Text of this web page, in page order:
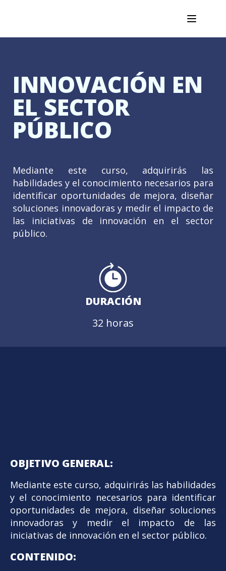
INNOVACIÓN EN
EL SECTOR
PÚBLICO
Mediante este curso, adquirirás las
habilidades y el conocimiento necesarios para
identificar oportunidades de mejora, diseñar
soluciones innovadoras y medir el impacto de
las iniciativas de innovación en el sector
público.
DURACIÓN
32 horas
OBJETIVO GENERAL:
Mediante este curso, adquirirás las habilidades
y el conocimiento necesarios para identificar
oportunidades de mejora, diseñar soluciones
innovadoras y medir el impacto de las
iniciativas de innovación en el sector público.
CONTENIDO: